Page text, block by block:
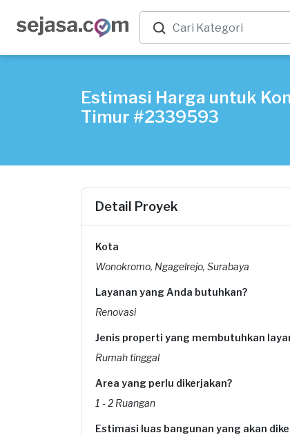
Estimasi Harga untuk
Timur #2339593
Detail Proyek
Kota
Wonokromo, Ngagelrejo, Surabaya
Layanan yang Anda butuhkan?
Renovasi
Jenis properti yang membutuhkan
Rumah tinggal
Area yang perlu dikerjakan?
1 - 2 Ruangan
Estimasi luas bangunan yang akan